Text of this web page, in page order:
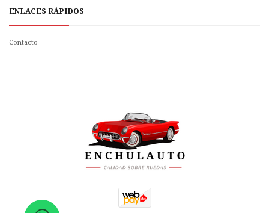
ENLACES RÁPIDOS
Contacto